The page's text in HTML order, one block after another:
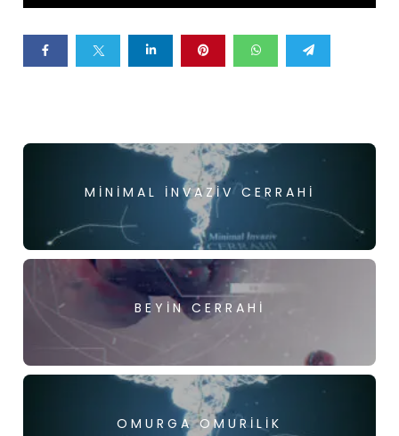
MINIMAL İNVAZIV CERRAHI
BEYIN CERRAHI
OMURGA OMURILIK